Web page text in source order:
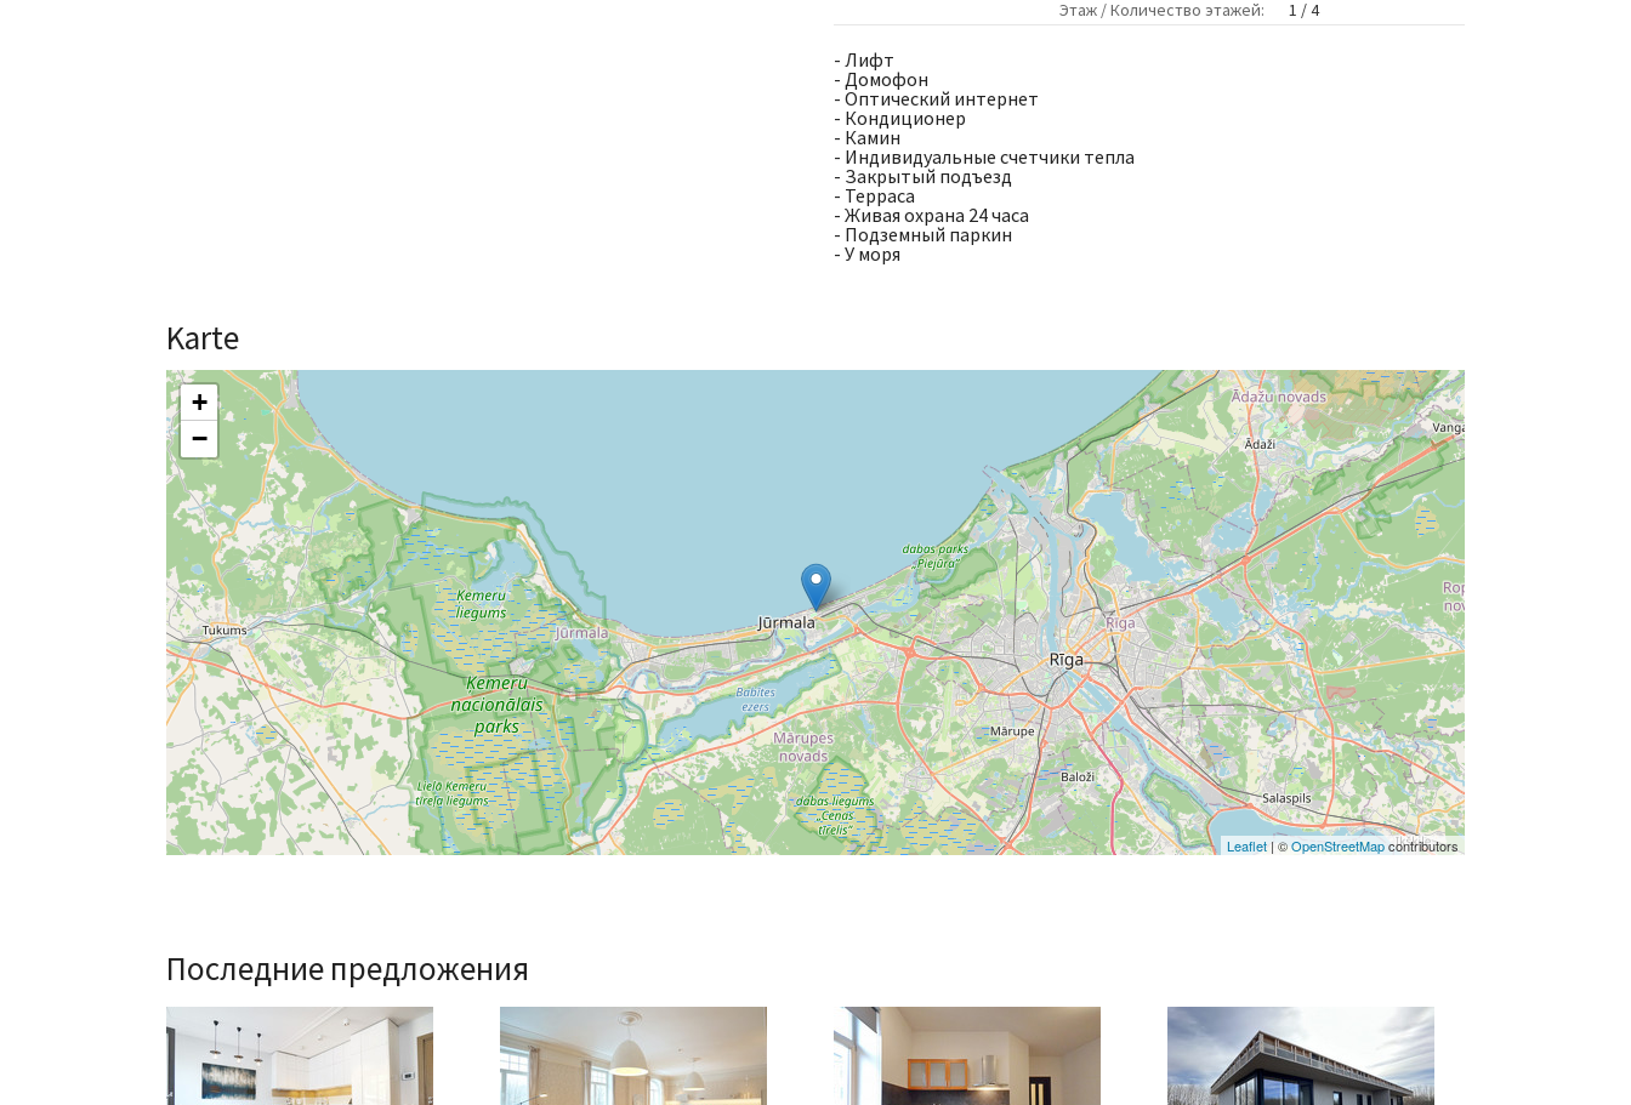
Этаж / Количество этажей:
1 / 4
- Лифт
- Домофон
- Оптический интернет
- Кондиционер
- Камин
- Индивидуальные счетчики тепла
- Закрытый подъезд
- Терраса
- Живая охрана 24 часа
- Подземный паркин
- У моря
Karte
+
−
Leaflet | ©OpenStreetMapcontributors
Последние предложения